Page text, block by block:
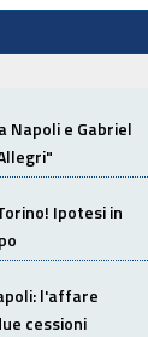
Napoli e Gabriel
Ipotesi in
l'affare
cessioni